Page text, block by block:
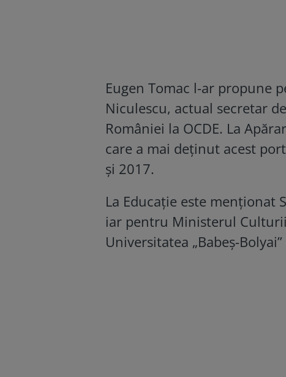
Eugen Tomac l-ar propune
Niculescu, actual secretar
României la OCDE. La
care a mai deținut acest
și 2017.
La Educație este menționat
iar pentru Ministerul
Universitatea „Babeș-